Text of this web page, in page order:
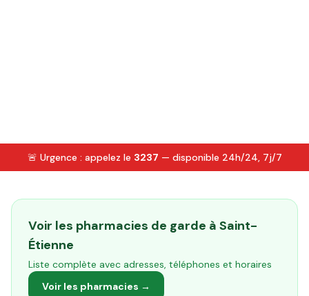
🚨 Urgence : appelez le 3237 — disponible 24h/24, 7j/7
Voir les pharmacies de garde à Saint-
Étienne
Liste complète avec adresses, téléphones et horaires
Voir les pharmacies →